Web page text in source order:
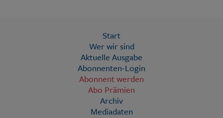
Start
Wer wir sind
Aktuelle Ausgabe
Abonnenten-Login
Abonnent werden
Abo Prämien
Archiv
Mediadaten